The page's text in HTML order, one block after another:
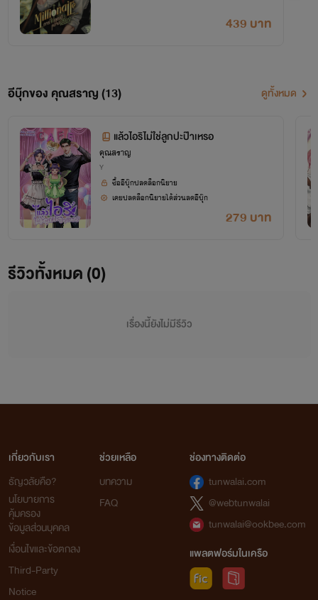
439 บาท
อีบุ๊กของ คุณสราญ (13) ดูทั้งหมด
แล้วไอริไม่ใช่ลูกปะป๊าเหรอ
คุณสราญ
Y
279 บาท
ซื้ออีบุ๊กปลดล็อกนิยาย
เคยปลดล็อกนิยายได้ส่วนลดอีบุ๊ก
รีวิวทั้งหมด (0)
เรื่องนี้ยังไม่มีรีวิว
เกี่ยวกับเรา
ธัญวลัยคือ?
นโยบายการ
คุ้มครอง
ข้อมูลส่วนบุคคล
เงื่อนไขและข้อตกลง
Third-Party
Notice
ช่วยเหลือ
บทความ
FAQ
ช่องทางติดต่อ
tunwalai.com
@webtunwalai
tunwalai@ookbee.com
แพลตฟอร์มในเครือ